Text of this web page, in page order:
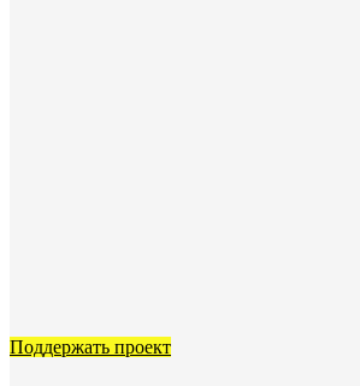
Поддержать проект